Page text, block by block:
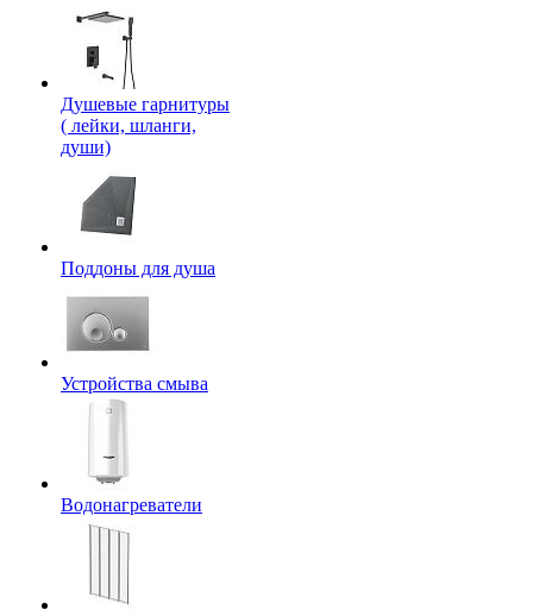
Душевые гарнитуры
( лейки, шланги,
души)
Поддоны для душа
Устройства смыва
Водонагреватели